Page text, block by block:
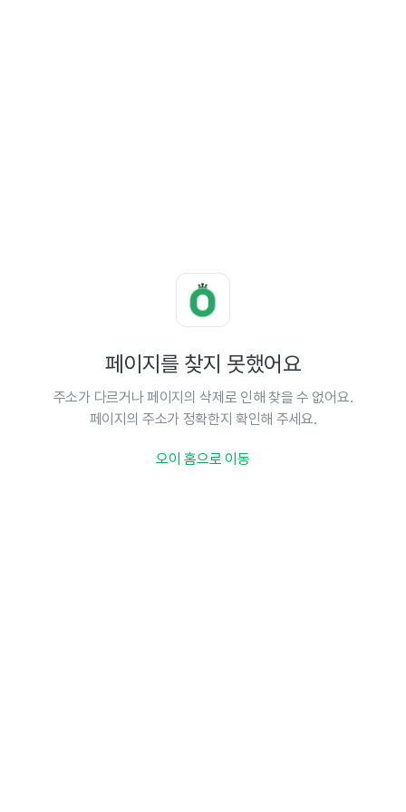
페이지를 찾지 못했어요
주소가 다르거나 페이지의 삭제로 인해 찾을 수 없어요.
페이지의 주소가 정확한지 확인해 주세요.
오이 홈으로 이동